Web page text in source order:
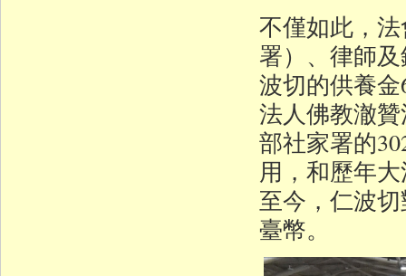
不僅如此，
署）、律師
波切的供養金
法人佛教澈
部社家署的
用，和歷年
至今，仁波
臺幣。